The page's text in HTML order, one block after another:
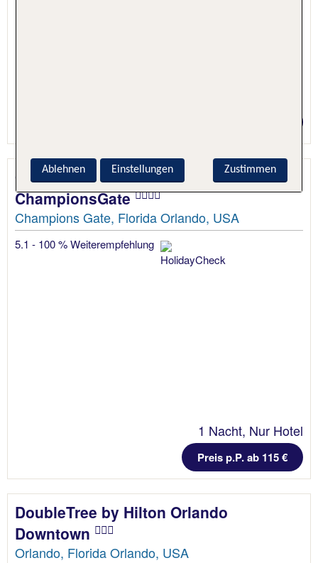
Omni Orlando Resort at
ChampionsGate
Champions Gate, Florida Orlando, USA
5.1 - 100 % Weiterempfehlung
1 Nacht, Nur Hotel
Preis p.P. ab 115 €
DoubleTree by Hilton Orlando
Downtown
Orlando, Florida Orlando, USA
Zustimmen
Ablehnen Einstellungen